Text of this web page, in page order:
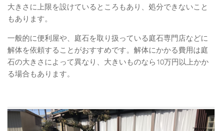
大きさに上限を設けているところもあり、処分できないこと
もあります。
一般的に便利屋や、庭石を取り扱っている庭石専門店などに
解体を依頼することがおすすめです。解体にかかる費用は庭
石の大きさによって異なり、大きいものなら10万円以上かか
る場合もあります。